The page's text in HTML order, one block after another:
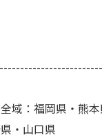
域：福岡県・熊
・山口県